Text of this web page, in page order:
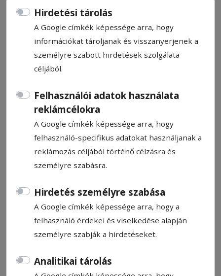
Hirdetési tárolás
A Google címkék képessége arra, hogy
információkat tároljanak és visszanyerjenek a
személyre szabott hirdetések szolgálata
céljából.
Felhasználói adatok használata
reklámcélokra
A Google címkék képessége arra, hogy
felhasználó-specifikus adatokat használjanak a
reklámozás céljából történő célzásra és
személyre szabásra.
Hirdetés személyre szabása
A Google címkék képessége arra, hogy a
felhasználó érdekei és viselkedése alapján
személyre szabják a hirdetéseket.
Analitikai tárolás
Tervezők jelentkezését várják
HN-információ
2017. szeptember 11., 12:00
Állítsa be, hogy a Google-
találatokban a Hargita Népe elöl
legyen!
Elindította a közbeszerzési eljárást Hargita